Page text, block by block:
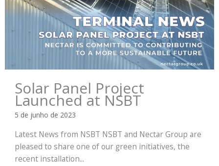
Solar Panel Project
Launched at NSBT
5 de junho de 2023
Latest News from NSBT NSBT and Nectar Group are
pleased to share one of our green initiatives, the
recent installation...